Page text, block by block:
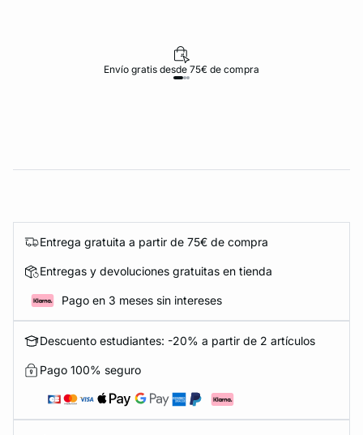
Envío gratis desde 75€ de compra
Entrega gratuita a partir de 75€ de compra
Entregas y devoluciones gratuitas en tienda
Pago en 3 meses sin intereses
Descuento estudiantes: -20% a partir de 2 artículos
Pago 100% seguro